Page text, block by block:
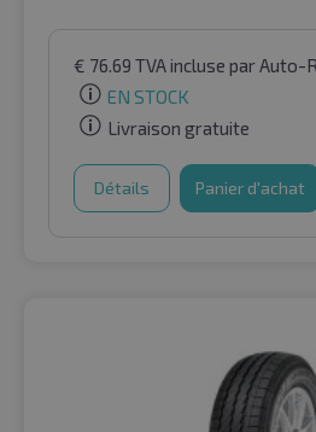
€ 76.69 TVA incluse par Auto-
EN STOCK
Livraison gratuite
Détails Panier d'achat